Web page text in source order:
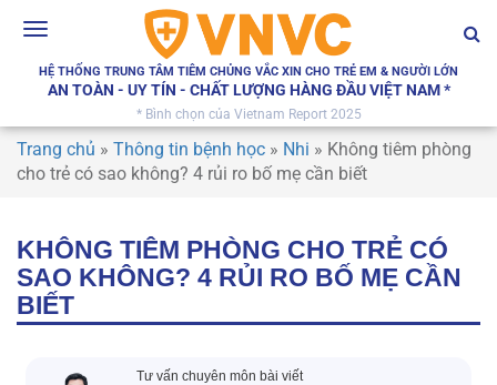
Toggle
HỆ THỐNG TRUNG TÂM TIÊM CHỦNG VẮC XIN CHO TRẺ EM & NGƯỜI LỚN
AN TOÀN - UY TÍN - CHẤT LƯỢNG HÀNG ĐẦU VIỆT NAM *
* Bình chọn của Vietnam Report 2025
Trang chủ » Thông tin bệnh học » Nhi » Không tiêm phòng
cho trẻ có sao không? 4 rủi ro bố mẹ cần biết
KHÔNG TIÊM PHÒNG CHO TRẺ CÓ
SAO KHÔNG? 4 RỦI RO BỐ MẸ CẦN
BIẾT
Tư vấn chuyên môn bài viết